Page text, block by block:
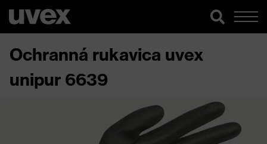
Ochranná rukavica uvex
unipur 6639